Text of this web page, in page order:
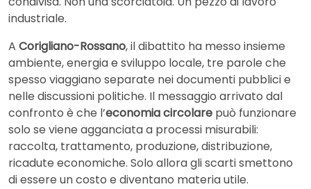
industriale.
A Corigliano-Rossano, il dibattito ha messo insieme
ambiente, energia e sviluppo locale, tre parole che
spesso viaggiano separate nei documenti pubblici e
nelle discussioni politiche. Il messaggio arrivato dal
confronto è che l’economia circolare può funzionare
solo se viene agganciata a processi misurabili:
raccolta, trattamento, produzione, distribuzione,
ricadute economiche. Solo allora gli scarti smettono
di essere un costo e diventano materia utile.